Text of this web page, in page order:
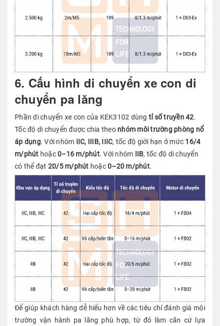
6. Cấu hình di chuyển xe con di
chuyển pa lăng
Phần di chuyển xe con của KEK3102 dùng tỉ số truyền 42.
Tốc độ di chuyển được chia theo nhóm môi trường phòng nổ
áp dụng. Với nhóm IIC, IIIB, IIIC, tốc độ giới hạn ở mức 16/4
m/phút hoặc0–16 m/phút. Với nhóm IIB, tốc độ di chuyển
có thể đạt 20/5 m/phút hoặc0–20 m/phút.
Để giúp khách hàng dễ hiểu hơn về các tiêu chí đánh giá môi
trường vận hành pa lăng phù hợp, từ đó làm căn cứ lựa